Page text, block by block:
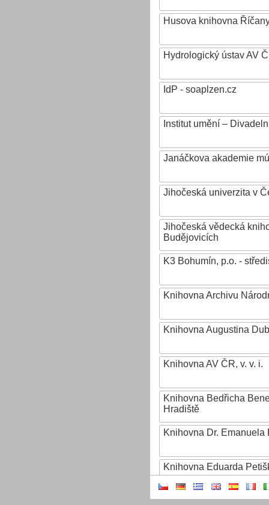
Husova knihovna
Hydrologický ústav AV
IdP - soaplzen.cz
Institut umění –
Janáčkova akademie
Jihočeská univerzita v
Jihočeská vědecká
Budějovicích
K3 Bohumín, p.o. -
Knihovna Archivu
Knihovna Augustina
Knihovna AV ČR, v. v. i.
Knihovna Bedřicha
Hradiště
Knihovna Dr. Emanuela
Knihovna Eduarda
Knihovna Ignáta